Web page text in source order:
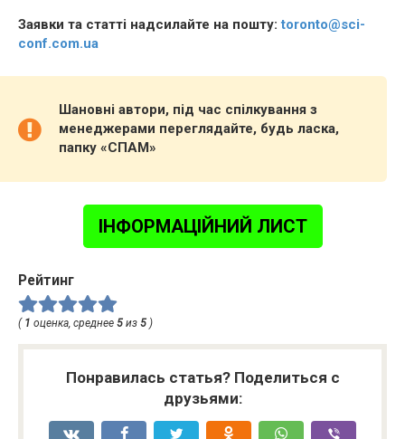
Заявки та статті надсилайте на пошту: toronto@sci-
conf.com.ua
Шановні автори, під час спілкування з
менеджерами переглядайте, будь ласка,
папку «СПАМ»
ІНФОРМАЦІЙНИЙ ЛИСТ
Рейтинг
( 1 оценка, среднее 5 из 5 )
Понравилась статья? Поделиться с
друзьями: